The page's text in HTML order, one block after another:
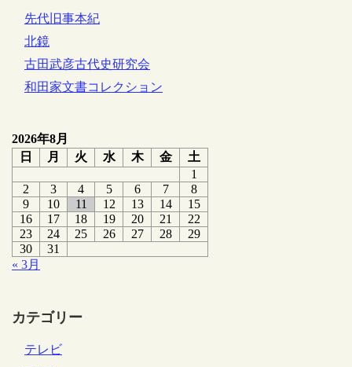
先代旧事本紀
北鏡
古田武彦古代史研究会
和田家文書コレクション
2026年8月
日
月 火 水 木 金
土
1
2
3 4 5 6 7
8
9
10 11 12 13 14
15
16
17 18 19 20 21
22
23
24 25 26 27 28
29
30
31
« 3月
カテゴリー
テレビ